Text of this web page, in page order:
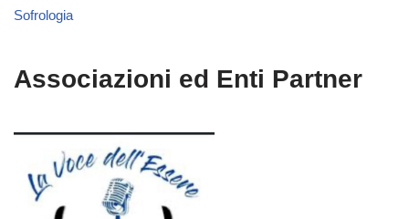
Sofrologia
Associazioni ed Enti Partner